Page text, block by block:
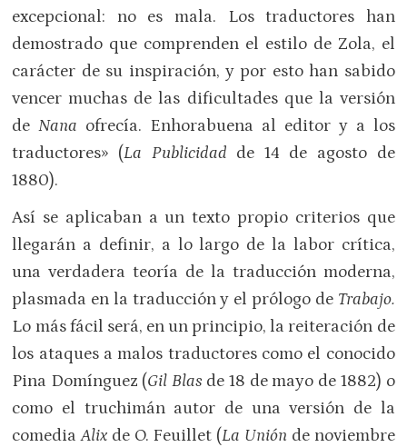
excepcional: no es mala. Los traductores han
demostrado que comprenden el estilo de Zola, el
carácter de su inspiración, y por esto han sabido
vencer muchas de las dificultades que la versión
deNana ofrecía. Enhorabuena al editor y a los
traductores» (La Publicidad de 14 de agosto de
1880).
Así se aplicaban a un texto propio criterios que
llegarán a definir, a lo largo de la labor crítica,
una verdadera teoría de la traducción moderna,
plasmada en la traducción y el prólogo de Trabajo.
Lo más fácil será, en un principio, la reiteración de
los ataques a malos traductores como el conocido
Pina Domínguez (Gil Blas de 18 de mayo de 1882) o
como el truchimán autor de una versión de la
comediaAlix de O. Feuillet (La Unión de noviembre